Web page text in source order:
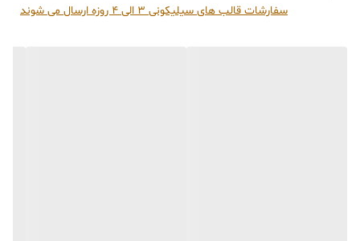
سفارشات قالب های سیلیکونی 3 الی 4 روزه ارسال می شوند